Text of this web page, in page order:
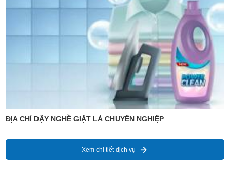
ĐỊA CHỈ DẬY NGHỀ GIẶT LÀ CHUYÊN NGHIỆP
Xem chi tiết dịch vụ